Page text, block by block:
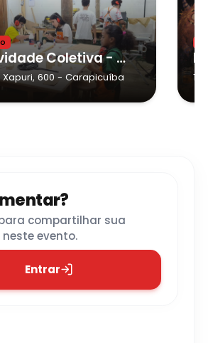
Criatividade Coletiva - Estante para Artistas
Xapuri, 600- Carapicuíba
compartilhar sua
evento.
Entrar